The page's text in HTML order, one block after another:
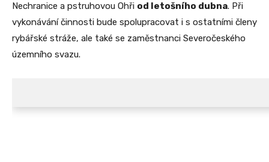
Nechranice a pstruhovou Ohři od letošního dubna. Při
vykonávání činnosti bude spolupracovat i s ostatními členy
rybářské stráže, ale také se zaměstnanci Severočeského
územního svazu.